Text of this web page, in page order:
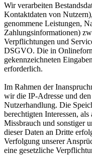
Wir verarbeiten
Kontaktdaten von
genommene Leistungen,
Zahlungsinformationen)
Verpflichtungen und
DSGVO. Die in
gekennzeichneten
erforderlich.
Im Rahmen der
wir die IP-Adresse und
Nutzerhandlung. Die
berechtigten Interessen,
Missbrauch und sonstiger
dieser Daten an Dritte
Verfolgung unserer
eine gesetzliche